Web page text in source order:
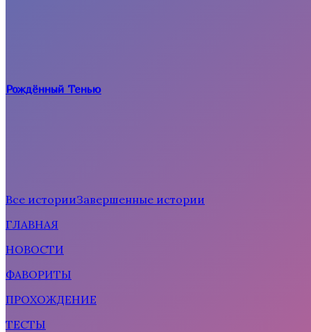
Рождённый Тенью
Все историиЗавершенные истории
ГЛАВНАЯ
НОВОСТИ
ФАВОРИТЫ
ПРОХОЖДЕНИЕ
ТЕСТЫ